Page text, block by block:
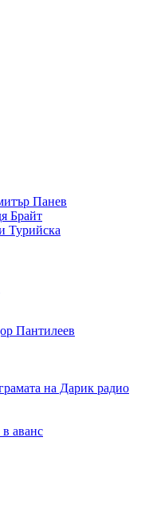
Панев
Брайт
Турийска
Пантилеев
на Дарик радио
аванс